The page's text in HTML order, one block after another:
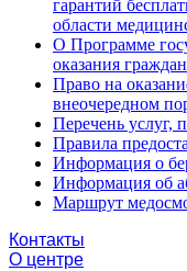
гарантий
области
О Программе
оказания
Право на
внеочередном
Перечень услуг,
Правила
Информация о
Информация об
Маршрут
Контакты
О центре